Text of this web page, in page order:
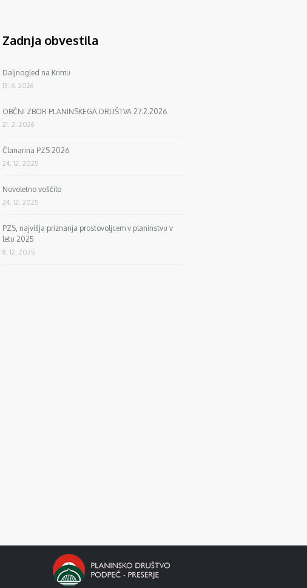
Zadnja obvestila
Daljnogled na Krimu
13. 6. 2026
OBČNI ZBOR PLANINSKEGA DRUŠTVA 27.2.2026
21. 2. 2026
Članarina PZS 2026
24. 12. 2025
Novoletno voščilo
24. 12. 2025
PZS, najvišja priznanja prostovoljcem v planinstvu v
letu 2025
8. 12. 2025